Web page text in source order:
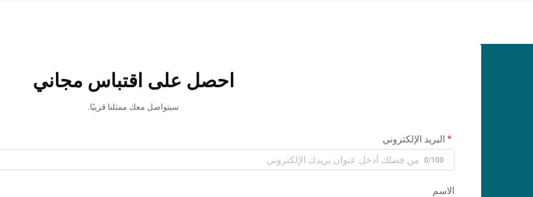
احصل على اقتباس مجاني
سيتواصل معك ممثلنا قريبًا.
البريد الإلكتروني
0/100
الاسم